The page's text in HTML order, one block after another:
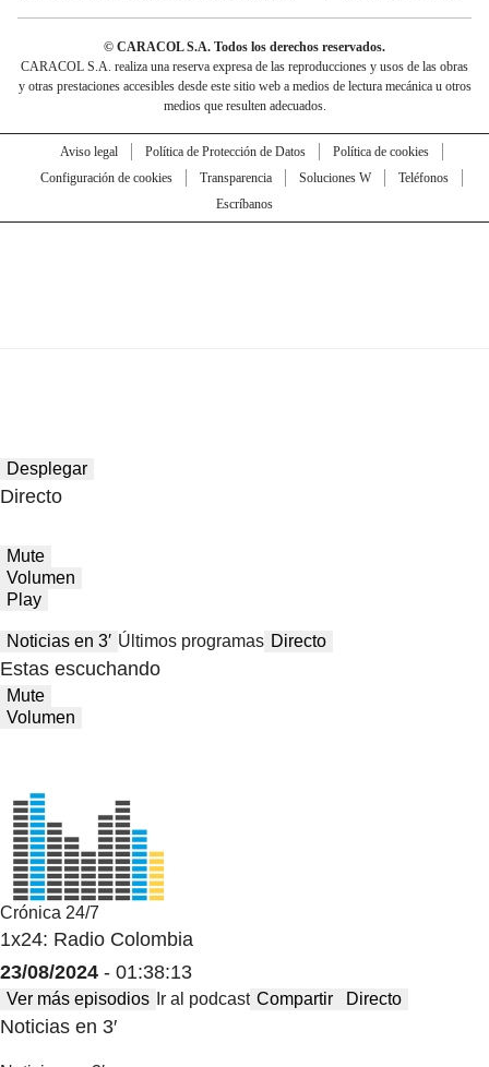
© CARACOL S.A. Todos los derechos reservados.
CARACOL S.A. realiza una reserva expresa de las reproducciones y usos de las obras
y otras prestaciones accesibles desde este sitio web a medios de lectura mecánica u otros
medios que resulten adecuados.
Aviso legal Política de Protección de Datos
Política de cookies
Configuración de cookies
Transparencia Soluciones W
Teléfonos
Escríbanos
Desplegar
Directo
Mute
Volumen
Play
Noticias en 3′ Últimos programas Directo
Estas escuchando
Mute
Volumen
Crónica 24/7
1x24: Radio Colombia
23/08/2024 - 01:38:13
Ver más episodios Ir al podcast Compartir Directo
Noticias en 3′